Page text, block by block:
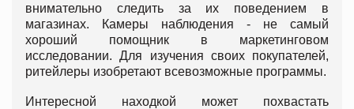
внимательно следить за их поведением в
магазинах. Камеры наблюдения - не самый
хороший помощник в маркетинговом
исследовании. Для изучения своих покупателей,
ритейлеры изобретают всевозможные программы.
Интересной находкой может похвастать